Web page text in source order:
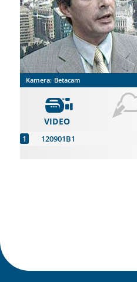
Kamera: Betacam
VIDEO
120901B1